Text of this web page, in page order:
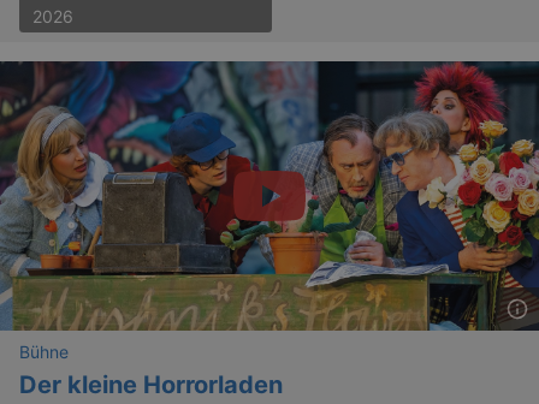
2026
Bühne
Der kleine Horrorladen
XSRF-TOKEN
www.kulturkalender-
dresden.de
2
hours
This
help
XSRF-TOKEN
staging.kulturkalender-
dresden.de
2
hours
This
help